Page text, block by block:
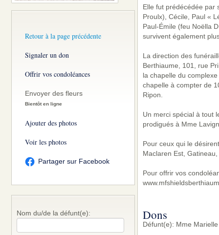
Retour à la page précédente
Signaler un don
Offrir vos condoléances
Envoyer des fleurs
Bientôt en ligne
Ajouter des photos
Voir les photos
Partager sur Facebook
Nom du/de la défunt(e):
Elle fut prédécédée par
Proulx), Cécile, Paul «
Paul-Émile (feu Noëlla
survivent également
La direction des
Berthiaume, 101, rue
la chapelle du
chapelle à compter de
Ripon.
Un merci spécial à tout
prodigués à Mme
Pour ceux qui le
Maclaren Est,
Pour offrir vos
Dons
Défunt(e): Mme